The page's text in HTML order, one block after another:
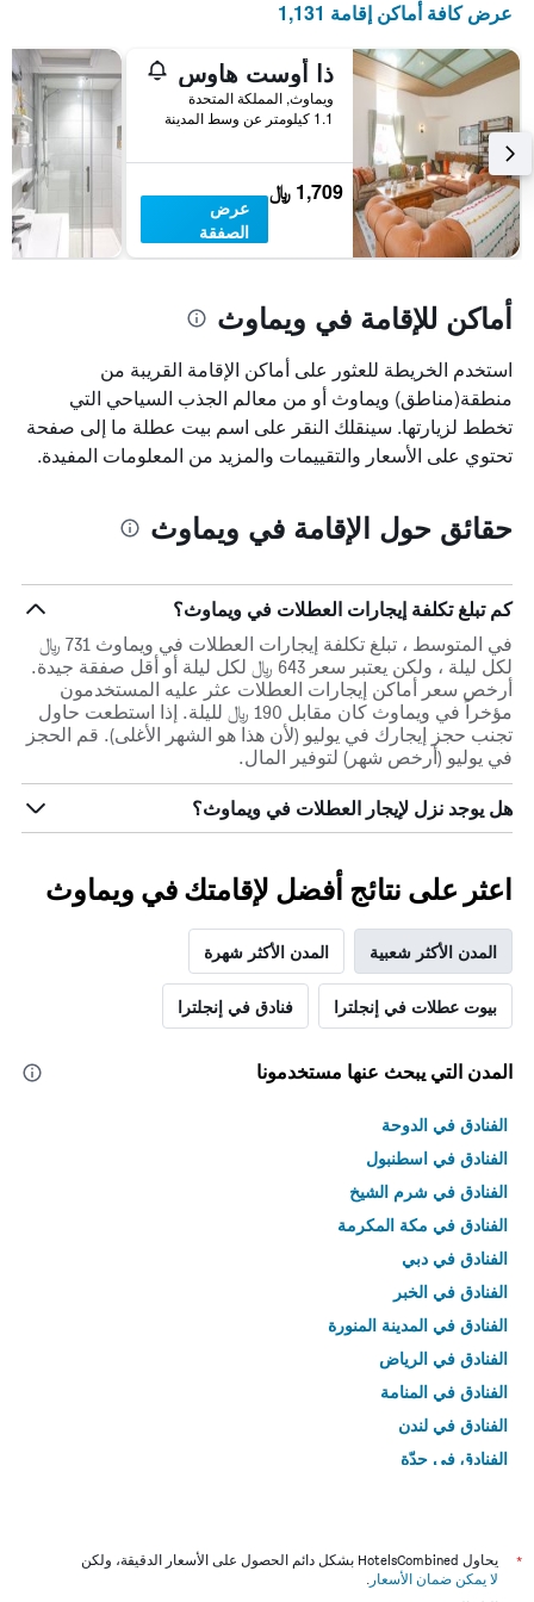
الذي
أيام
الأسبوع.
المخطط
التالي
1
محور
Y
الذي
سعر
غرفة
عرض كافة أماكن إقامة 1,131
ذا أوست هاوس
ويماوث, المملكة المتحدة
1.1 كيلومتر عن وسط المدينة
1,709 ﷼
عرض
الصفقة
أماكن للإقامة في ويماوث
استخدم الخريطة للعثور على أماكن الإقامة القريبة من
منطقة(مناطق) ويماوث أو من معالم الجذب السياحي التي
تخطط لزيارتها. سينقلك النقر على اسم بيت عطلة ما إلى صفحة
تحتوي على الأسعار والتقييمات والمزيد من المعلومات المفيدة.
حقائق حول الإقامة في ويماوث
كم تبلغ تكلفة إيجارات العطلات في ويماوث؟
في المتوسط ، تبلغ تكلفة إيجارات العطلات في ويماوث 731 ﷼
لكل ليلة ، ولكن يعتبر سعر 643 ﷼ لكل ليلة أو أقل صفقة جيدة.
أرخص سعر أماكن إيجارات العطلات عثر عليه المستخدمون
مؤخراً في ويماوث كان مقابل 190 ﷼ لليلة. إذا استطعت حاول
تجنب حجز إيجارك في يوليو (لأن هذا هو الشهر الأغلى). قم الحجز
في يوليو (أرخص شهر) لتوفير المال.
هل يوجد نزل لإيجار العطلات في ويماوث؟
اعثر على نتائج أفضل لإقامتك في ويماوث
المدن الأكثر شعبية المدن الأكثر شهرة
بيوت عطلات في إنجلترا فنادق في إنجلترا
المدن التي يبحث عنها مستخدمونا
الفنادق في الدوحة
الفنادق في اسطنبول
الفنادق في شرم الشيخ
الفنادق في مكة المكرمة
الفنادق في دبي
الفنادق في الخبر
الفنادق في المدينة المنورة
الفنادق في الرياض
الفنادق في المنامة
الفنادق في لندن
الفنادق في جدّة
*
يحاول HotelsCombined بشكل دائم الحصول على الأسعار الدقيقة، ولكن
لا يمكن ضمان الأسعار .